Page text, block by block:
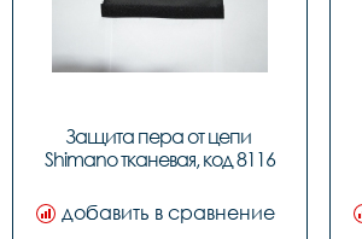
Защита пера от цепи
Shimano тканевая, код 8116
добавить в сравнение